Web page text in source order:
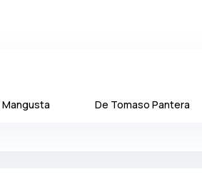
Mangusta De Tomaso Pantera